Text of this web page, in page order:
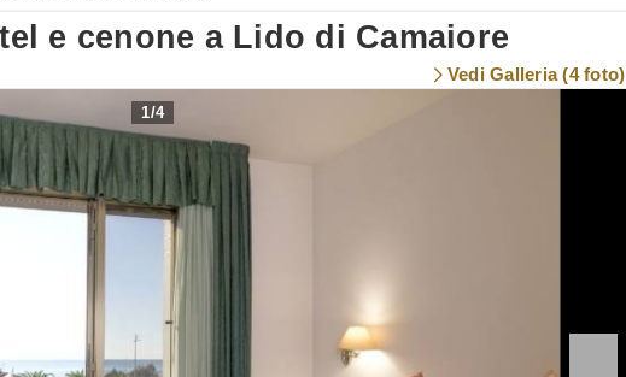
e cenone a Lido di Camaiore
Vedi Galleria (4 foto)
1/4